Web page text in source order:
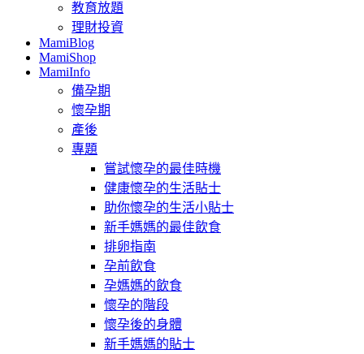
教育放題
理財投資
MamiBlog
MamiShop
MamiInfo
備孕期
懷孕期
產後
專題
嘗試懷孕的最佳時機
健康懷孕的生活貼士
助你懷孕的生活小貼士
新手媽媽的最佳飲食
排卵指南
孕前飲食
孕媽媽的飲食
懷孕的階段
懷孕後的身體
新手媽媽的貼士